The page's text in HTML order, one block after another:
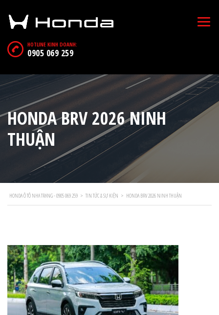
HOTLINE KINH DOANH:
0905 069 259
HONDA BRV 2026 NINH
THUẬN
HONDA Ô TÔ NHA TRANG - 0905 069 259 > TIN TỨC & SỰ KIỆN > HONDA BRV 2026 NINH THUẬN